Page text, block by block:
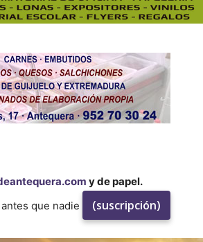
y de papel.
que nadie
(suscripción)